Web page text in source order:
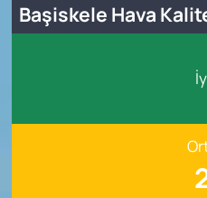
Başiskele Hava